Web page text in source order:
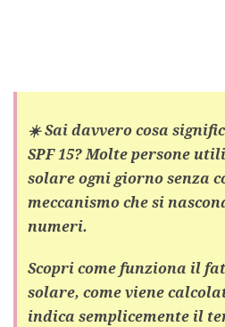
☀️ Sai davvero cosa
SPF 15? Molte persone
solare ogni giorno senza
meccanismo che si
numeri.
Scopri come funziona il
solare, come viene
indica semplicemente il